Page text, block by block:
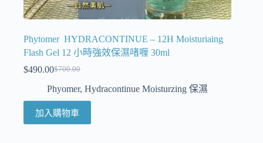
Phytomer HYDRACONTINUE – 12H Moisturiaing
Flash Gel 12 小時強效保濕啫喱 30ml
$700.00
$490.00
Phyomer, Hydracontinue Moisturzing 保濕
加入購物車